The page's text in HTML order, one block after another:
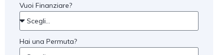
Vuoi Finanziare?
Hai una Permuta?